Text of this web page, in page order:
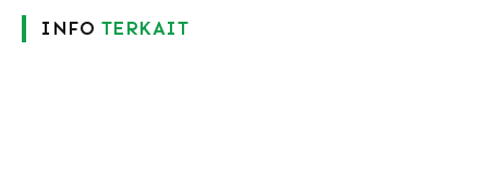
INFO TERKAIT